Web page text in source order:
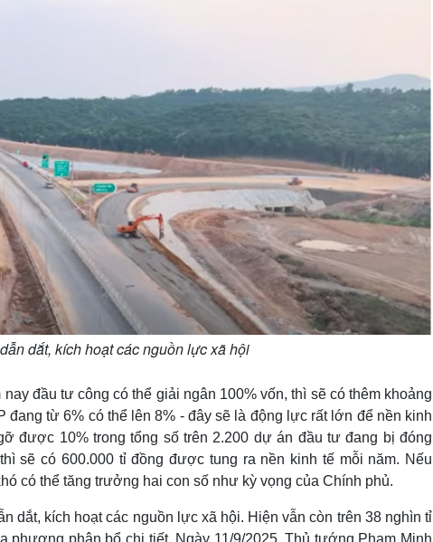
dắt, kích hoạt các nguồn lực xã hội
đầu tư công có thể giải ngân 100% vốn, thì sẽ có thêm khoảng
từ 6% có thể lên 8% - đây sẽ là động lực rất lớn để nền kinh
được 10% trong tổng số trên 2.200 dự án đầu tư đang bị đóng
sẽ có 600.000 tỉ đồng được tung ra nền kinh tế mỗi năm. Nếu
có thể tăng trưởng hai con số như kỳ vọng của Chính phủ.
dắt, kích hoạt các nguồn lực xã hội. Hiện vẫn còn trên 38 nghìn tỉ
phân bổ chi tiết. Ngày 11/9/2025, Thủ tướng Phạm Minh